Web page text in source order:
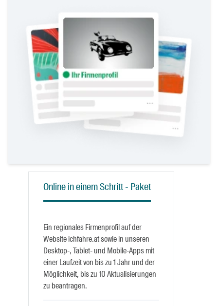
Online in einem Schritt - Paket
Ein regionales Firmenprofil auf der
Website ichfahre.at sowie in unseren
Desktop-, Tablet- und Mobile-Apps mit
einer Laufzeit von bis zu 1 Jahr und der
Möglichkeit, bis zu 10 Aktualisierungen
zu beantragen.